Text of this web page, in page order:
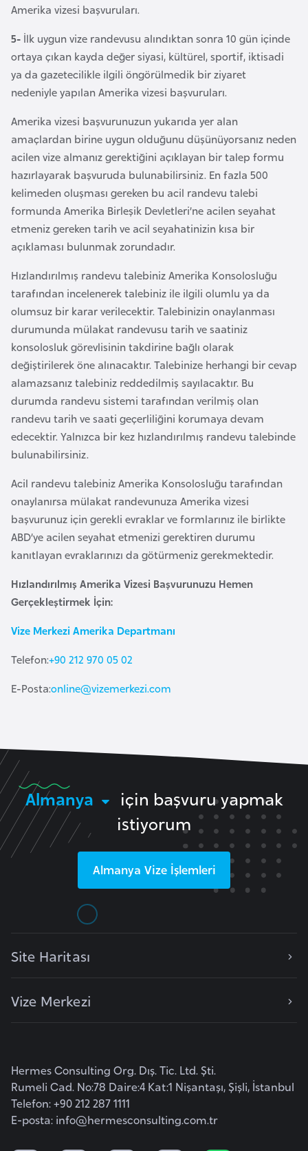
Amerika vizesi başvuruları.
5- İlk uygun vize randevusu alındıktan sonra 10 gün içinde
ortaya çıkan kayda değer siyasi, kültürel, sportif, iktisadi
ya da gazetecilikle ilgili öngörülmedik bir ziyaret
nedeniyle yapılan Amerika vizesi başvuruları.
Amerika vizesi başvurunuzun yukarıda yer alan
amaçlardan birine uygun olduğunu düşünüyorsanız neden
acilen vize almanız gerektiğini açıklayan bir talep formu
hazırlayarak başvuruda bulunabilirsiniz. En fazla 500
kelimeden oluşması gereken bu acil randevu talebi
formunda Amerika Birleşik Devletleri’ne acilen seyahat
etmeniz gereken tarih ve acil seyahatinizin kısa bir
açıklaması bulunmak zorundadır.
Hızlandırılmış randevu talebiniz Amerika Konsolosluğu
tarafından incelenerek talebiniz ile ilgili olumlu ya da
olumsuz bir karar verilecektir. Talebinizin onaylanması
durumunda mülakat randevusu tarih ve saatiniz
konsolosluk görevlisinin takdirine bağlı olarak
değiştirilerek öne alınacaktır. Talebinize herhangi bir cevap
alamazsanız talebiniz reddedilmiş sayılacaktır. Bu
durumda randevu sistemi tarafından verilmiş olan
randevu tarih ve saati geçerliliğini korumaya devam
edecektir. Yalnızca bir kez hızlandırılmış randevu talebinde
bulunabilirsiniz.
Acil randevu talebiniz Amerika Konsolosluğu tarafından
onaylanırsa mülakat randevunuza Amerika vizesi
başvurunuz için gerekli evraklar ve formlarınız ile birlikte
ABD’ye acilen seyahat etmenizi gerektiren durumu
kanıtlayan evraklarınızı da götürmeniz gerekmektedir.
Hızlandırılmış Amerika Vizesi Başvurunuzu Hemen
Gerçekleştirmek İçin:
Vize Merkezi Amerika Departmanı
Telefon:+90 212 970 05 02
E-Posta:online@vizemerkezi.com
Almanya
için başvuru yapmak
istiyorum
Almanya Vize İşlemleri
Site Haritası
Vize Merkezi
Hermes Consulting Org. Dış. Tic. Ltd. Şti.
Rumeli Cad. No:78 Daire:4 Kat:1 Nişantaşı, Şişli, İstanbul
Telefon: +90 212 287 1111
E-posta: info@hermesconsulting.com.tr
e
l
ç
i
k
a
B
e
n
i
n
B
o
s
n
a
H
e
r
s
e
B
u
l
g
a
r
s
t
a
n
u
k
a
a
C
u
m
h